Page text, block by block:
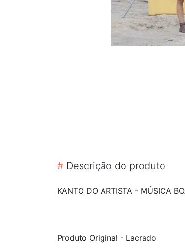
# Descrição do produto
KANTO DO ARTISTA - MÚSICA
Produto Original - Lacrado